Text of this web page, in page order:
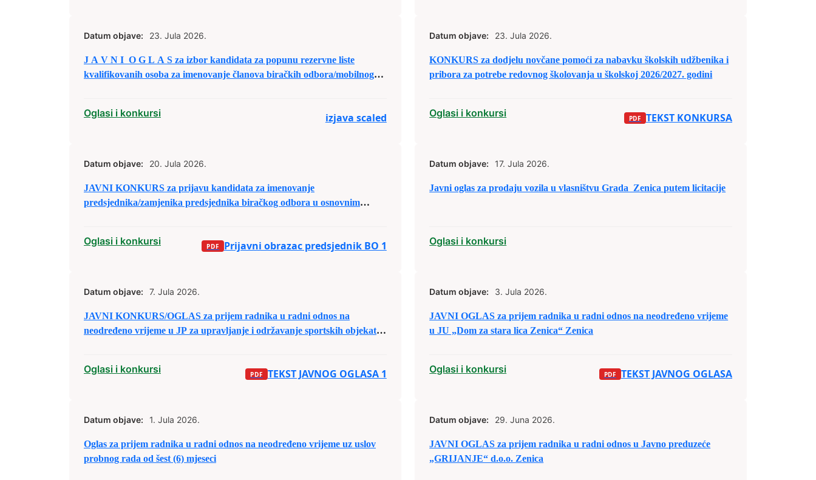
Datum objave: 23. Jula 2026.
J A V N I O G L A S za izbor kandidata za popunu rezervne liste
kvalifikovanih osoba za imenovanje članova biračkih odbora/mobilnog
Oglasi i konkursi izjava scaled
Datum objave: 23. Jula 2026.
KONKURS za dodjelu novčane pomoći za nabavku školskih udžbenika i
pribora za potrebe redovnog školovanja u školskoj 2026/2027. godini
Oglasi i konkursi TEKST KONKURSA
Datum objave: 20. Jula 2026.
JAVNI KONKURS za prijavu kandidata za imenovanje
predsjednika/zamjenika predsjednika biračkog odbora u osnovnim
Oglasi i konkursi Prijavni obrazac predsjednik BO 1
Datum objave: 17. Jula 2026.
Javni oglas za prodaju vozila u vlasništvu Grada Zenica putem licitacije
Oglasi i konkursi
Datum objave: 7. Jula 2026.
JAVNI KONKURS/OGLAS za prijem radnika u radni odnos na
neodređeno vrijeme u JP za upravljanje i održavanje sportskih objekata
Oglasi i konkursi TEKST JAVNOG OGLASA 1
Datum objave: 3. Jula 2026.
JAVNI OGLAS za prijem radnika u radni odnos na neodređeno vrijeme
u JU „Dom za stara lica Zenica“ Zenica
Oglasi i konkursi TEKST JAVNOG OGLASA
Datum objave: 1. Jula 2026.
Oglas za prijem radnika u radni odnos na neodređeno vrijeme uz uslov
probnog rada od šest (6) mjeseci
Datum objave: 29. Juna 2026.
JAVNI OGLAS za prijem radnika u radni odnos u Javno preduzeće
„GRIJANJE“ d.o.o. Zenica